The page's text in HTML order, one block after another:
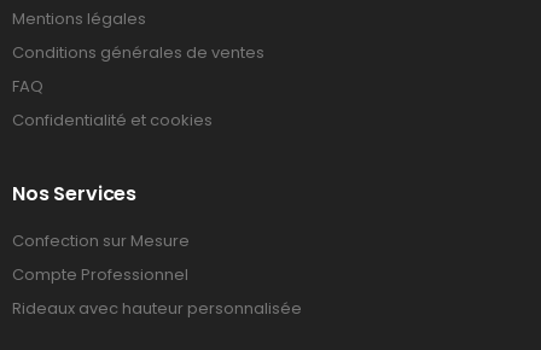
Mentions légales
Conditions générales de ventes
FAQ
Confidentialité et cookies
Nos Services
Confection sur Mesure
Compte Professionnel
Rideaux avec hauteur personnalisée